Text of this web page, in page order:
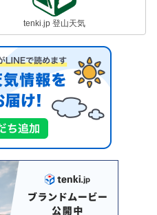
tenki.jp 登山天気